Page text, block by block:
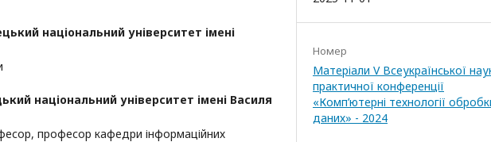
національний університет імені
національний університет імені Василя
професор кафедри інформаційних
Номер
Матеріали V Всеукраїнської
практичної конференції
«Комп’ютерні технології
даних» - 2024